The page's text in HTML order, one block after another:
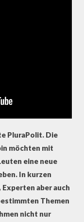
PluraPolit. Die
möchten mit
eine neue
In kurzen
aber auch
Themen
nicht nur